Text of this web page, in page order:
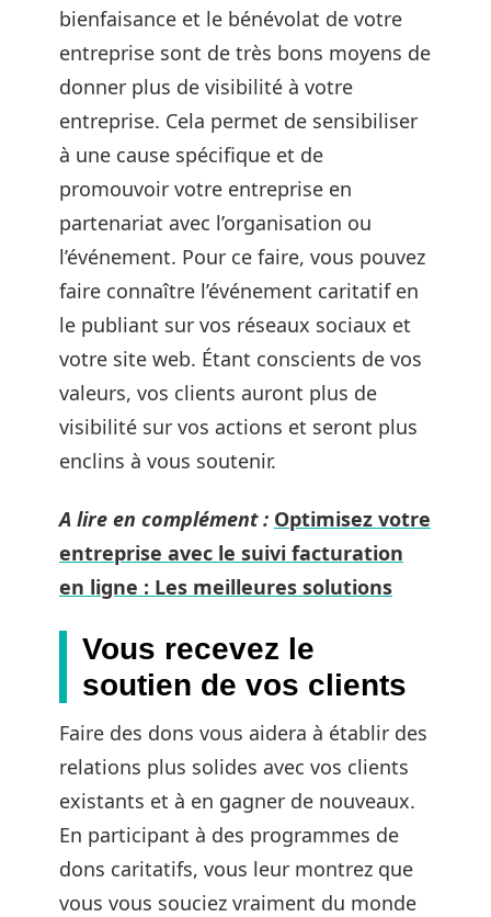
bienfaisance et le bénévolat de votre
entreprise sont de très bons moyens de
donner plus de visibilité à votre
entreprise. Cela permet de sensibiliser
à une cause spécifique et de
promouvoir votre entreprise en
partenariat avec l’organisation ou
l’événement. Pour ce faire, vous pouvez
faire connaître l’événement caritatif en
le publiant sur vos réseaux sociaux et
votre site web. Étant conscients de vos
valeurs, vos clients auront plus de
visibilité sur vos actions et seront plus
enclins à vous soutenir.
A lire en complément : Optimisez votre
entreprise avec le suivi facturation
en ligne : Les meilleures solutions
Vous recevez le
soutien de vos clients
Faire des dons vous aidera à établir des
relations plus solides avec vos clients
existants et à en gagner de nouveaux.
En participant à des programmes de
dons caritatifs, vous leur montrez que
vous vous souciez vraiment du monde